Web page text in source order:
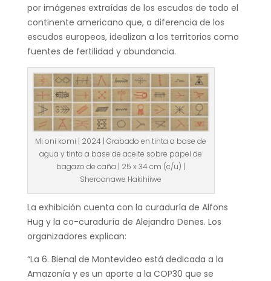
por imágenes extraídas de los escudos de todo el
continente americano que, a diferencia de los
escudos europeos, idealizan a los territorios como
fuentes de fertilidad y abundancia.
Mi oni komi | 2024 | Grabado en tinta a base de
agua y tinta a base de aceite sobre papel de
bagazo de caña | 25 x 34 cm (c/u) |
Sheroanawe Hakihiiwe
La exhibición cuenta con la curaduría de Alfons
Hug y la co-curaduría de Alejandro Denes. Los
organizadores explican:
“La 6. Bienal de Montevideo está dedicada a la
Amazonía y es un aporte a la COP30 que se